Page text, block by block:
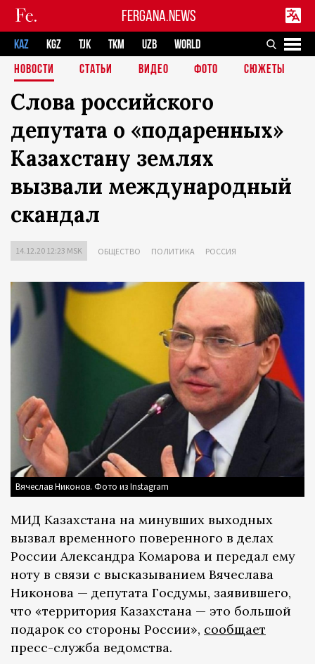
FERGANA.NEWS
KAZ KGZ TJK TKM UZB
WORLD
НОВОСТИ
СТАТЬИ ВИДЕО ФОТО СЮЖЕТЫ
Слова российского
депутата о «подаренных»
Казахстану землях
вызвали международный
скандал
14.12.20 12:23 MSK ОБЩЕСТВО ПОЛИТИКА РОССИЯ
Вячеслав Никонов. Фото из Instagram
МИД Казахстана на минувших выходных
вызвал временного поверенного в делах
России Александра Комарова и передал ему
ноту в связи с высказыванием Вячеслава
Никонова — депутата Госдумы, заявившего,
что «территория Казахстана — это большой
подарок со стороны России», сообщает
пресс-служба ведомства.